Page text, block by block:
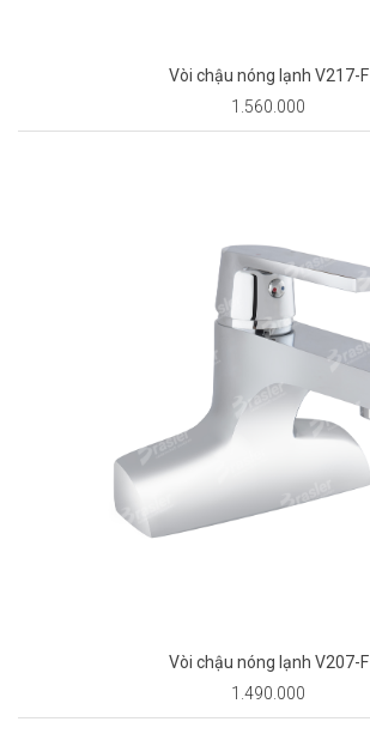
Vòi chậu nóng lạnh V217-F
1.560.000
Vòi chậu nóng lạnh V207-F
1.490.000